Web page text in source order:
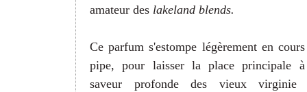
amateur des lakeland blends.
Ce parfum s'estompe légèrement en
pipe, pour laisser la place principale
saveur profonde des vieux virginie